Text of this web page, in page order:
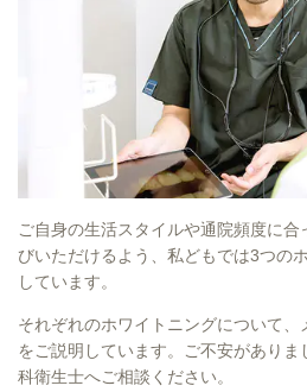
ご自身の生活スタイルや通院頻度に
びいただけるよう、私どもでは3つの
しています。
それぞれのホワイトニングについて
をご説明しています。ご不安があり
科衛生士へご相談ください。